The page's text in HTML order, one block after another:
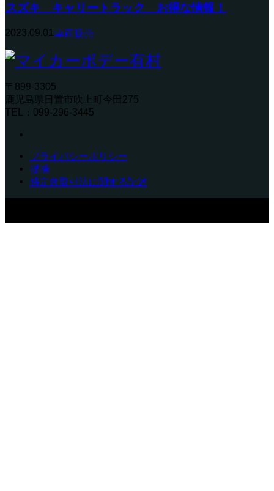
スズキ キャリートラック お得な情報！
2023.09.01 車両販売
〒899-3305
鹿児島県日置市吹上町今田275
TEL：099-296-3445
プライバシーポリシー
提携
特定商取引法に関する記述